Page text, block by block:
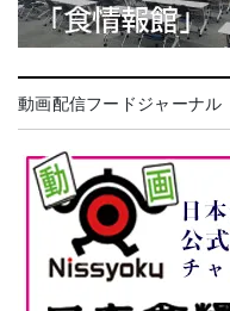
動画配信フードジャーナル